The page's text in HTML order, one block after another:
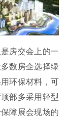
房交会上的一
数房企选择绿
环保材料，可
部多采用轻型
障展会现场的